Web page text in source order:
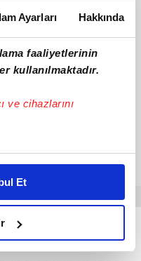
Ayarları Hakkında
faaliyetlerinin
kullanılmaktadır.
ve cihazlarını
sizlere özel
Bunu yaparken
deneyimi sunmak
sunabilmek adına
ve bu noktada,
noktasında tek gelir
Et